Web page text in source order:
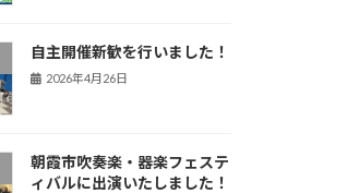
自主開催新歓を行いました！
2026年4月26日
朝霞市吹奏楽・器楽フェステ
ィバルに出演いたしました！